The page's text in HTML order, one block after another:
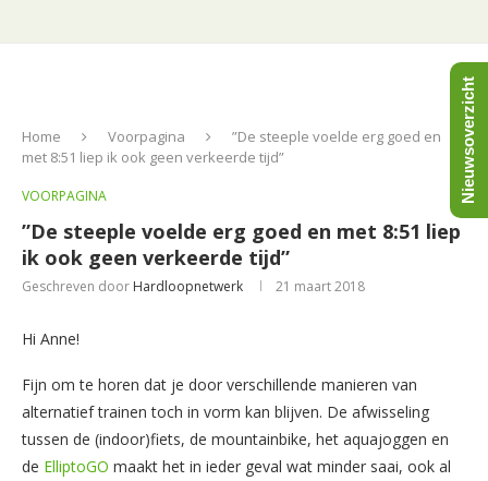
Home Voorpagina
”De steeple voelde erg goed en
met 8:51 liep ik ook geen verkeerde tijd”
VOORPAGINA
”De steeple voelde erg goed en met 8:51 liep
ik ook geen verkeerde tijd”
Geschreven door Hardloopnetwerk 21 maart 2018
Hi Anne!
Fijn om te horen dat je door verschillende manieren van
alternatief trainen toch in vorm kan blijven. De afwisseling
tussen de (indoor)fiets, de mountainbike, het aquajoggen en
de ElliptoGO maakt het in ieder geval wat minder saai, ook al
Nieuwsoverzicht